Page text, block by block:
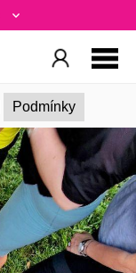
Podmínky